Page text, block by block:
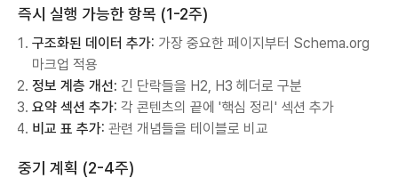
즉시 실행 가능한 항목 (1-2주)
구조화된 데이터 추가: 가장 중요한 페이지부터 Schema.org
마크업 적용
정보 계층 개선: 긴 단락들을 H2, H3 헤더로 구분
요약 섹션 추가: 각 콘텐츠의 끝에 '핵심 정리' 섹션 추가
비교 표 추가: 관련 개념들을 테이블로 비교
중기 계획 (2-4주)